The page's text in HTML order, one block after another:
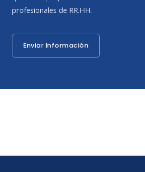
profesionales de RR.HH.
Enviar Información